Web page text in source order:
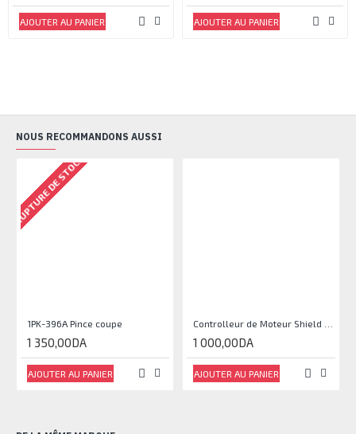
AJOUTER AU PANIER AJOUTER AU PANIER
NOUS RECOMMANDONS AUSSI
RUPTURE DE STOCK
1PK-396A Pince coupe
1 350,00DA
AJOUTER AU PANIER
1 000,00DA
AJOUTER AU PANIER